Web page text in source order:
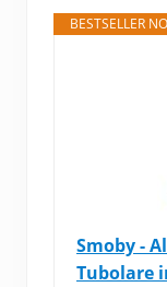
BESTSELLER
Smoby -
Tubolare